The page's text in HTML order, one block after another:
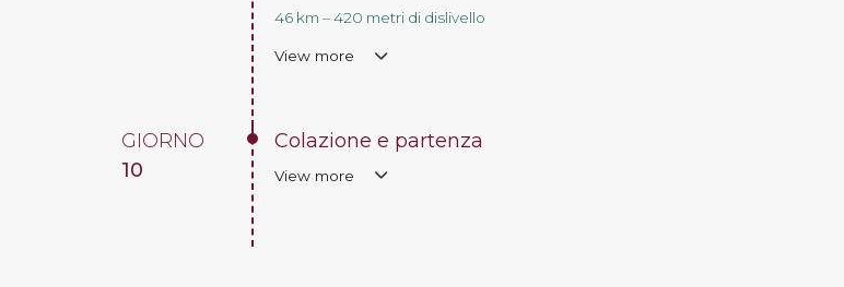
46 km – 420 metri di dislivello
View more
GIORNO
10
Colazione e partenza
View more